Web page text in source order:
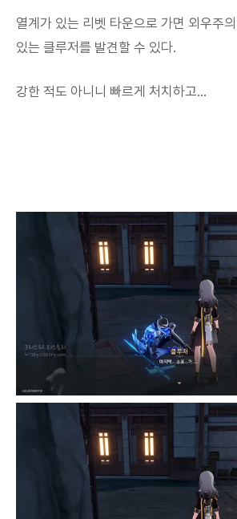
열계가 있는 리벳 타운으로 가면 외우주
있는 클루저를 발견할 수 있다.
강한 적도 아니니 빠르게 처치하고...